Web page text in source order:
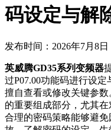
码设定与解
发布时间：2026年7月8日
英威腾GD35系列变频器
过P07.00功能码进行设
擅自查看或修改关键参
的重要组成部分，尤其
合理的密码策略能够避